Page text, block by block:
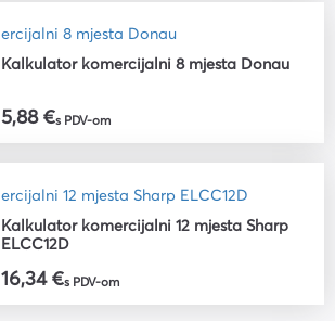
Kalkulator komercijalni 8 mjesta Donau
5,88 €s PDV-om
Kalkulator komercijalni 12 mjesta Sharp
ELCC12D
16,34 €s PDV-om